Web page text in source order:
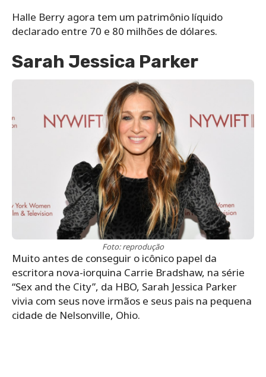
Halle Berry agora tem um patrimônio líquido
declarado entre 70 e 80 milhões de dólares.
Sarah Jessica Parker
Foto: reprodução
Muito antes de conseguir o icônico papel da
escritora nova-iorquina Carrie Bradshaw, na série
“Sex and the City”, da HBO, Sarah Jessica Parker
vivia com seus nove irmãos e seus pais na pequena
cidade de Nelsonville, Ohio.